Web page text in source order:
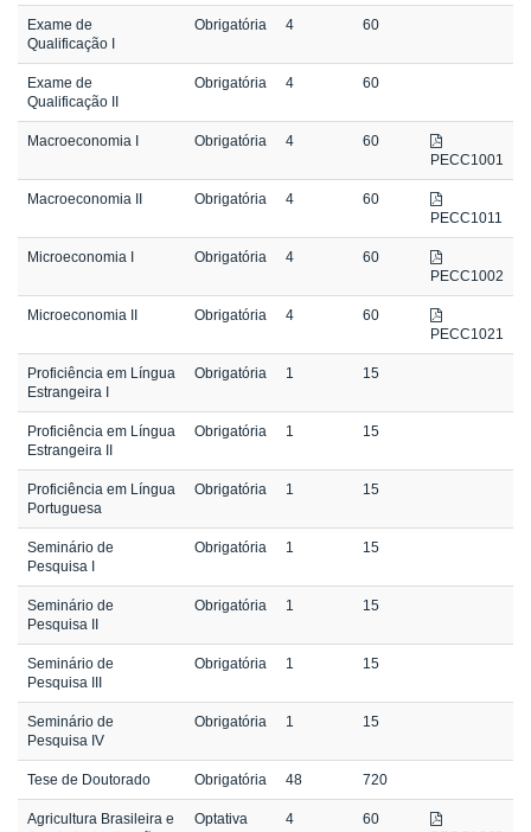
Exame de
Qualificação I
Obrigatória 4 60
Exame de
Qualificação II
Obrigatória 4 60
Macroeconomia I Obrigatória 4
60
PECC1001
Macroeconomia II Obrigatória 4
60
PECC1011
Microeconomia I Obrigatória 4
60
PECC1002
Microeconomia II Obrigatória 4
60
PECC1021
Proficiência em Língua
Estrangeira I
Obrigatória 1 15
Proficiência em Língua
Estrangeira II
Obrigatória 1 15
Proficiência em Língua
Portuguesa
Obrigatória 1 15
Seminário de
Pesquisa I
Obrigatória 1 15
Seminário de
Pesquisa II
Obrigatória 1 15
Seminário de
Pesquisa III
Obrigatória 1 15
Seminário de
Pesquisa IV
Obrigatória 1 15
Tese de Doutorado Obrigatória 48 720
Agricultura Brasileira e
Optativa 4
60